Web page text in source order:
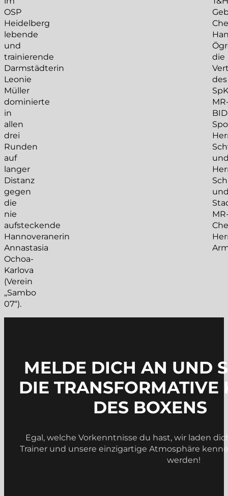
OSP
Heidelberg
lebende
und
trainierende
Darmstädterin
Leonie
Müller
dominierte
in
allen
drei
Runden
auf
langer
Distanz
gegen
die
nie
aufsteckende
Hannoveranerin
Annastasia
Ochoa-
Karlova
(Verein
„Sambo
07“).
die
des
SpK
MELDE DICH AN UND
DIE TRANSFORMATIVE
DES BOXENS
Egal, welche Vorkenntnisse du hast, wir laden
Trainer und unsere einzigartige Atmosphäre
werden!